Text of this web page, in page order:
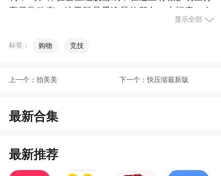
享日常动态，这无疑是爱追星的朋友一大福音，在
这里你还可以对话节目组导演观看大牌明星节目组
松买到爱豆的同款周边。另外，这款软件涵盖的产
定时发放优惠券
一体，不仅通过短视频、图文等形式提供线上交
友，还有非常丰富的商品提供，用户随时都能线上
显示全部
标签： 购物 竞技
上一个： 拍美美 下一个： 快压缩最新版
最新合集
最新推荐